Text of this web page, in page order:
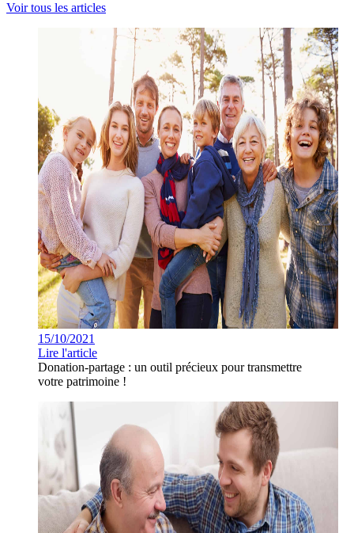
Voir tous les articles
15/10/2021
Lire l'article
Donation-partage : un outil précieux pour transmettre
votre patrimoine !